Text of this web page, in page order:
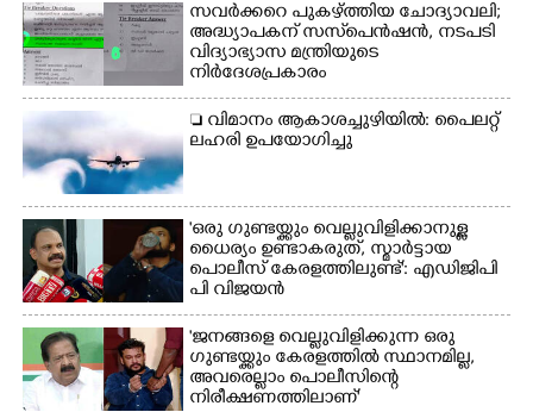
സവർക്കറെ പുകഴ്ത്തിയ ചോദ്യാവലി;
അദ്ധ്യാപകന് സസ്‌പെൻഷൻ, നടപടി
വിദ്യാഭ്യാസ മന്ത്രിയുടെ
നിർദേശപ്രകാരം
 വിമാനം ആകാശച്ചുഴിയിൽ: പൈലറ്റ്
ലഹരി ഉപയോഗിച്ചു
'ഒരു ഗുണ്ടയ്ക്കും വെല്ലുവിളിക്കാനുള്ള
ധൈര്യം ഉണ്ടാകരുത്, സ്മാർട്ടായ
പൊലീസ് കേരളത്തിലുണ്ട്': എഡിജിപി
പി വിജയൻ
'ജനങ്ങളെ വെല്ലുവിളിക്കുന്ന ഒരു
ഗുണ്ടയ്ക്കും കേരളത്തിൽ സ്ഥാനമില്ല,​
അവരെല്ലാം പൊലീസിന്റെ
നിരീക്ഷണത്തിലാണ്'
×
Share this link
Copy Link